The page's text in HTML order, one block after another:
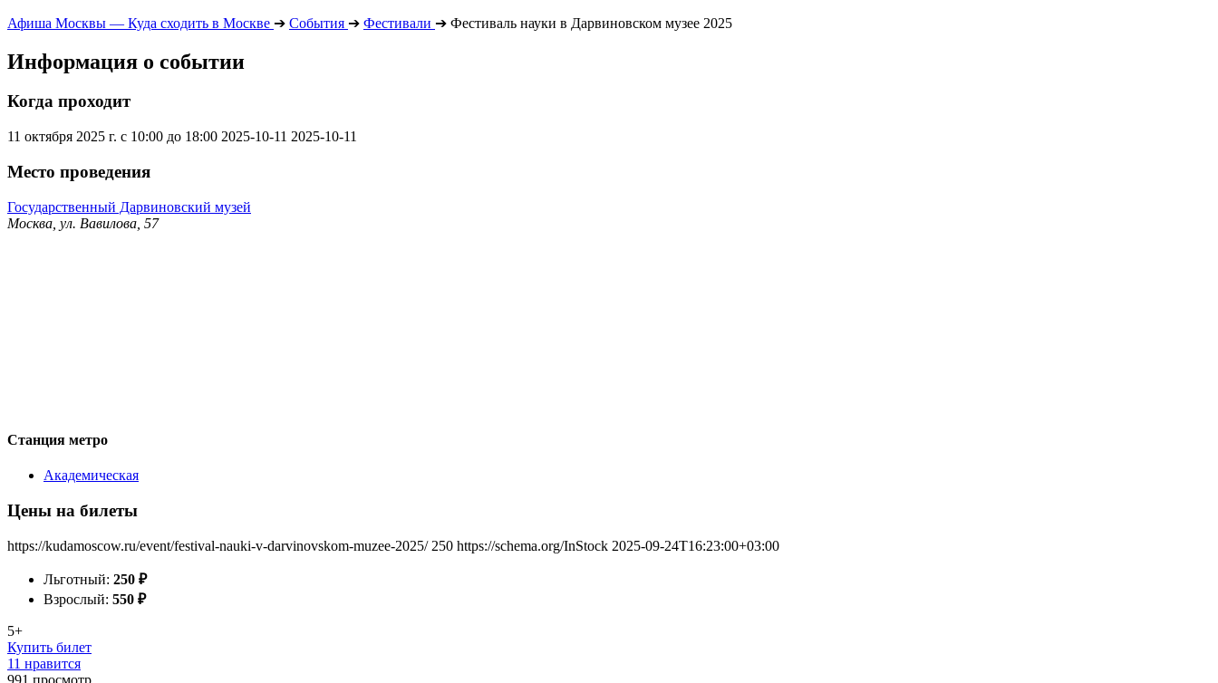
Афиша Москвы — Куда сходить в Москве ➔ События ➔ Фестивали ➔ Фестиваль науки в Дарвиновском музее 2025
Информация о событии
Когда проходит
11 октября 2025 г. с 10:00 до 18:00 2025-10-11 2025-10-11
Место проведения
Государственный Дарвиновский музей
Москва, ул. Вавилова, 57
Станция метро
Академическая
Цены на билеты
https://kudamoscow.ru/event/festival-nauki-v-darvinovskom-muzee-2025/ 250 https://schema.org/InStock 2025-09-24T16:23:00+03:00
Льготный: 250 ₽
Взрослый: 550 ₽
5+
Купить билет
11 нравится
991 просмотр